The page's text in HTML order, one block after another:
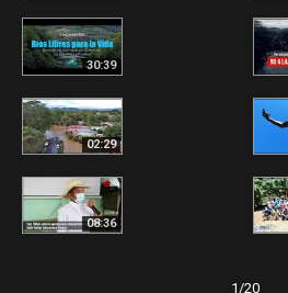
30:39
02:29
08:36
1/20